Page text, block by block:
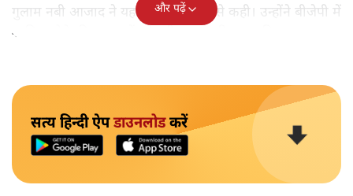
गुलाम नबी आजाद ने यह बात इंडिया टुडे से कही। उन्होंने बीजेपी में
शामिल होने की अटकलों को पूरी तरह खारिज कर दिया।
और पढ़ें
सत्य हिन्दी ऐपडाउनलोडकरें